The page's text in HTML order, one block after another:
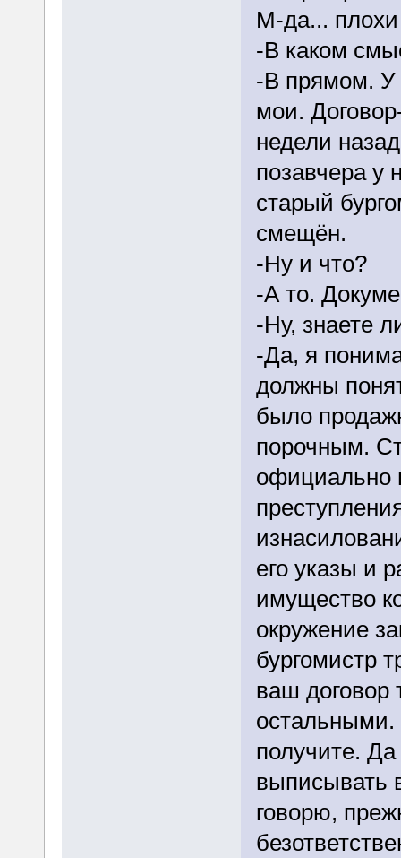
М-да...
-В каком
-В прямом. У
мои.
недели
позавчера у
старый
смещён.
-Ну и что?
-А то.
-Ну, знаете
-Да, я
должны
было
порочным.
официально
его указы и
имущество
окружение
бургомистр
ваш договор
остальными.
получите.
выписывать
говорю,